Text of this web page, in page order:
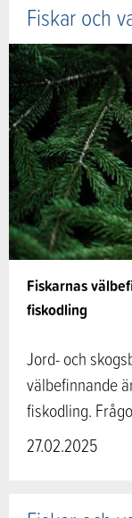
Fiskarnas
fiskodling
Fiskar och
Jord- och
välbefinnande
fiskodling.
27.02.2025